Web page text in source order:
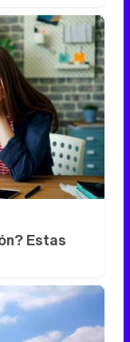
Estas